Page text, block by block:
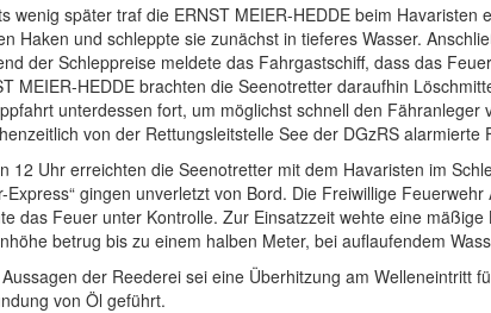
wenig später traf die ERNST MEIER-HEDDE beim
Haken und schleppte sie zunächst in tieferes Wasser.
der Schleppreise meldete das Fahrgastschiff, dass das
MEIER-HEDDE brachten die Seenotretter daraufhin
unterdessen fort, um möglichst schnell den
von der Rettungsleitstelle See der DGzRS
12 Uhr erreichten die Seenotretter mit dem Havaristen im
Express“ gingen unverletzt von Bord. Die Freiwillige
das Feuer unter Kontrolle. Zur Einsatzzeit wehte eine
betrug bis zu einem halben Meter, bei auflaufendem
der Reederei sei eine Überhitzung am Welleneintritt
von Öl geführt.